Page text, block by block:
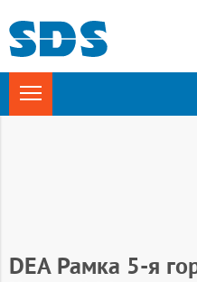
DEA Рамка 5-я